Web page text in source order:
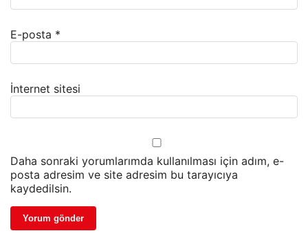
E-posta *
İnternet sitesi
Daha sonraki yorumlarımda kullanılması için adım, e-
posta adresim ve site adresim bu tarayıcıya
kaydedilsin.